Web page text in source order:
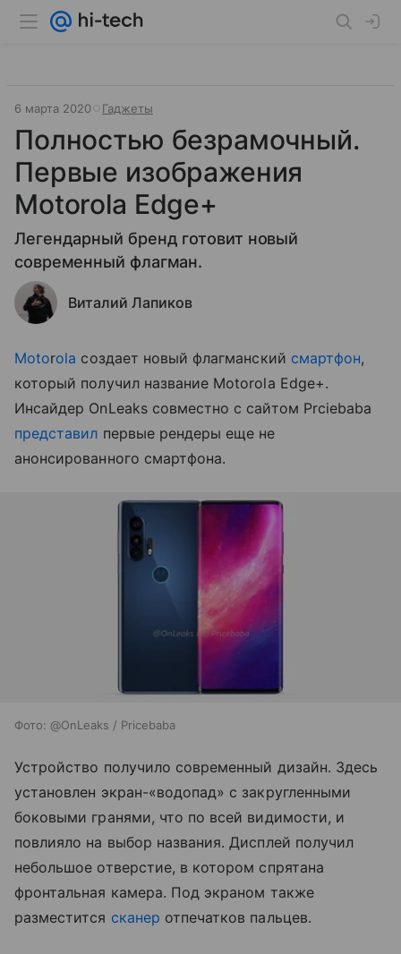
6 марта 2020 Гаджеты
Полностью безрамочный.
Первые изображения
Motorola Edge+
Легендарный бренд готовит новый
современный флагман.
Виталий Лапиков
Motorola создает новый флагманский смартфон,
который получил название Motorola Edge+.
Инсайдер OnLeaks совместно с сайтом Prciebaba
представил первые рендеры еще не
анонсированного смартфона.
Фото: @OnLeaks / Pricebaba
Устройство получило современный дизайн. Здесь
установлен экран-«водопад» с закругленными
боковыми гранями, что по всей видимости, и
повлияло на выбор названия. Дисплей получил
небольшое отверстие, в котором спрятана
фронтальная камера. Под экраном также
разместится сканер отпечатков пальцев.